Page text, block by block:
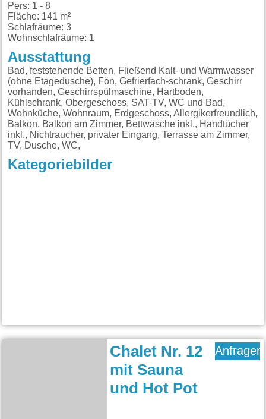
Pers: 1 - 8
Fläche: 141 m²
Schlafräume: 3
Wohnschlafräume: 1
Ausstattung
Bad, feststehende Betten, Fließend Kalt- und Warmwasser
(ohne Etagedusche), Fön, Gefrierfach-schrank, Geschirr
vorhanden, Geschirrspülmaschine, Hartboden,
Kühlschrank, Obergeschoss, SAT-TV, WC und Bad,
Wohnküche, Wohnraum, Erdgeschoss, Allergikerfreundlich,
Balkon, Balkon am Zimmer, Bettwäsche inkl., Handtücher
inkl., Nichtraucher, privater Eingang, Terrasse am Zimmer,
TV, Dusche, WC,
Kategoriebilder
Chalet Nr. 12
mit Sauna
und Hot Pot
Anfragen